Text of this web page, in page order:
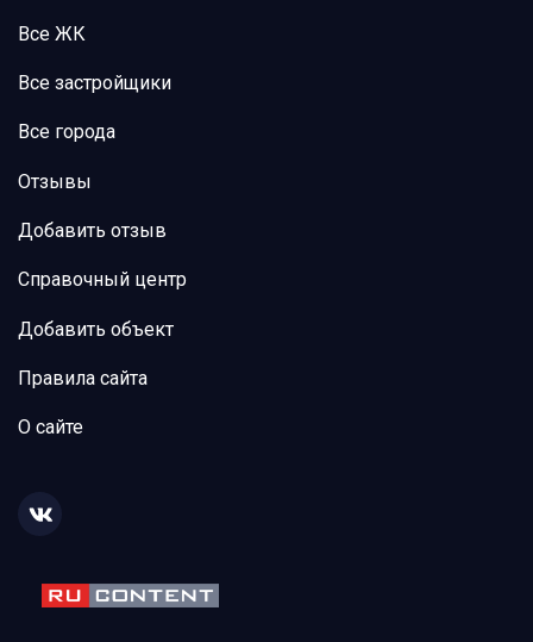
Все ЖК
Все застройщики
Все города
Отзывы
Добавить отзыв
Справочный центр
Добавить объект
Правила сайта
О сайте